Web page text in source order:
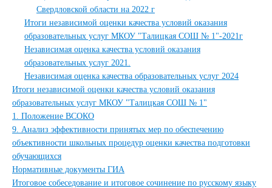
Свердловской области на 2022 г
Итоги независимой оценки качества условий оказания
образовательных услуг МКОУ "Талицкая СОШ № 1"-2021г
Независимая оценка качества условий оказания
образовательных услуг 2021.
Независимая оценка качества образовательных услуг 2024
Итоги независимой оценки качества условий оказания
образовательных услуг МКОУ "Талицкая СОШ № 1"
1. Положение ВСОКО
9. Анализ эффективности принятых мер по обеспечению
объективности школьных процедур оценки качества подготовки
обучающихся
Нормативные документы ГИА
Итоговое собеседование и итоговое сочинение по русскому языку